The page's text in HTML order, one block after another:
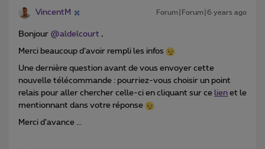
VincentM Forum|Forum|6 years ago
Bonjour @aldelcourt ,
Merci beaucoup d’avoir rempli les infos
Une dernière question avant de vous envoyer cette
nouvelle télécommande : pourriez-vous choisir un point
relais pour aller chercher celle-ci en cliquant sur ce lien et le
mentionnant dans votre réponse
Merci d’avance ...